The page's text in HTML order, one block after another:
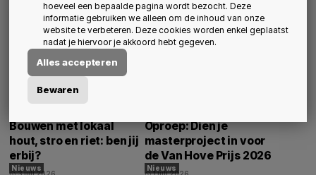
hoeveel een bepaalde pagina wordt bezocht. Deze
informatie gebruiken we alleen om de inhoud van onze
website te verbeteren. Deze cookies worden enkel geplaatst
nadat je hiervoor je akkoord hebt gegeven.
Alles accepteren
Bewaren
Bouwen met lokaal
hout, stro en riet: ben jij
erbij?
Nieuws
Oproep: Dien je
masterproject in voor
de Van Hove Prijs 2026
Nieuws